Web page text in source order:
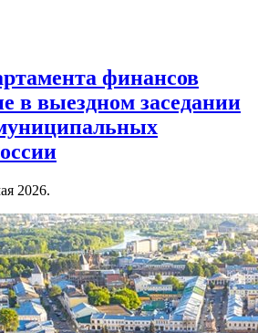
финансов
в выездном заседании
2026.